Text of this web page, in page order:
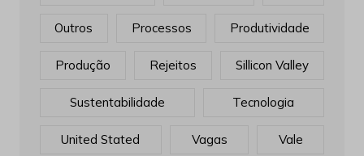
Outros Processos Produtividade
Produção Rejeitos Sillicon Valley
Sustentabilidade Tecnologia
United Stated Vagas Vale